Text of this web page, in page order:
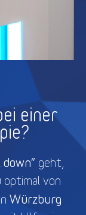
einer
down“ geht,
optimal von
Würzburg